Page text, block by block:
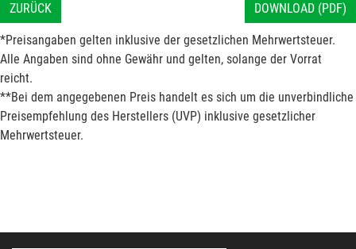
ZURÜCK DOWNLOAD (PDF)
*Preisangaben gelten inklusive der gesetzlichen Mehrwertsteuer.
Alle Angaben sind ohne Gewähr und gelten, solange der Vorrat
reicht.
**Bei dem angegebenen Preis handelt es sich um die unverbindliche
Preisempfehlung des Herstellers (UVP) inklusive gesetzlicher
Mehrwertsteuer.